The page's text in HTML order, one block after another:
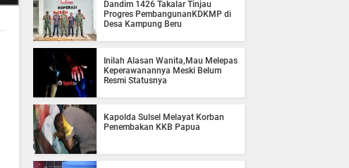
Dandim 1426 Takalar Tinjau
Progres PembangunanKDKMP di
Desa Kampung Beru
Inilah Alasan Wanita,Mau Melepas
Keperawanannya Meski Belum
Resmi Statusnya
Kapolda Sulsel Melayat Korban
Penembakan KKB Papua